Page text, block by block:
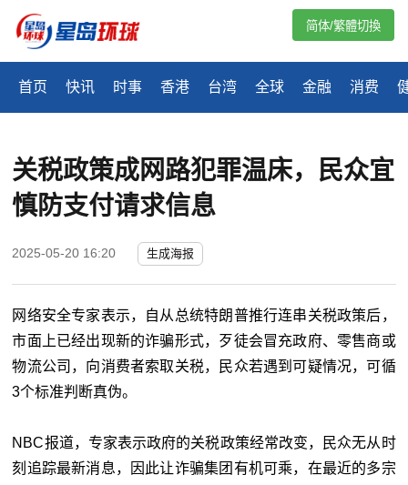
首页 快讯 时事 香港 台湾 全球 金融 消费
简体/繁體切換
关税政策成网路犯罪温床，民众宜
慎防支付请求信息
2025-05-20 16:20 生成海报
网络安全专家表示，自从总统特朗普推行连串关税政策后，
市面上已经出现新的诈骗形式，歹徒会冒充政府、零售商或
物流公司，向消费者索取关税，民众若遇到可疑情况，可循
3个标准判断真伪。
NBC报道，专家表示政府的关税政策经常改变，民众无从时
刻追踪最新消息，因此让诈骗集团有机可乘，在最近的多宗